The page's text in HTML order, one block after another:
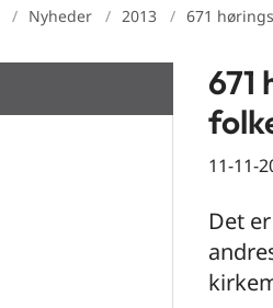
Nyheder 2013 671
11-11-
Det